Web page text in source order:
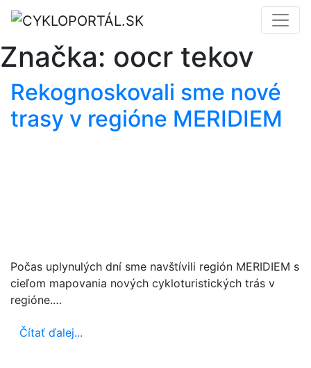
Značka: oocr tekov
Rekognoskovali sme nové
trasy v regióne MERIDIEM
Počas uplynulých dní sme navštívili región MERIDIEM s
cieľom mapovania nových cykloturistických trás v
regióne.…
Čítať ďalej...